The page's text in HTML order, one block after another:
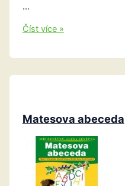
…
Neuro-
terapie
Číst více »
Matesova abeceda